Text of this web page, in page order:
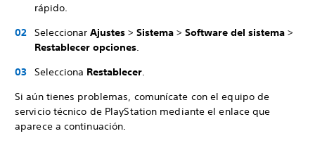
rápido.
Seleccionar Ajustes > Sistema > Software del sistema >
Restablecer opciones.
Selecciona Restablecer.
Si aún tienes problemas, comunícate con el equipo de
servicio técnico de PlayStation mediante el enlace que
aparece a continuación.